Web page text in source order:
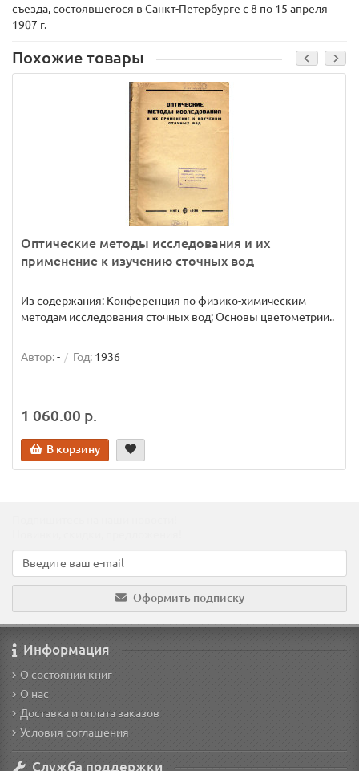
съезда, состоявшегося в Санкт-Петербурге с 8 по 15 апреля
1907 г.
Похожие товары
Оптические методы исследования и их
применение к изучению сточных вод
Из содержания: Конференция по физико-химическим
методам исследования сточных вод; Основы цветометрии..
Автор:- Год: 1936
1 060.00 р.
В корзину
Оформить подписку
Информация
О состоянии книг
О нас
Доставка и оплата заказов
Условия соглашения
Служба поддержки